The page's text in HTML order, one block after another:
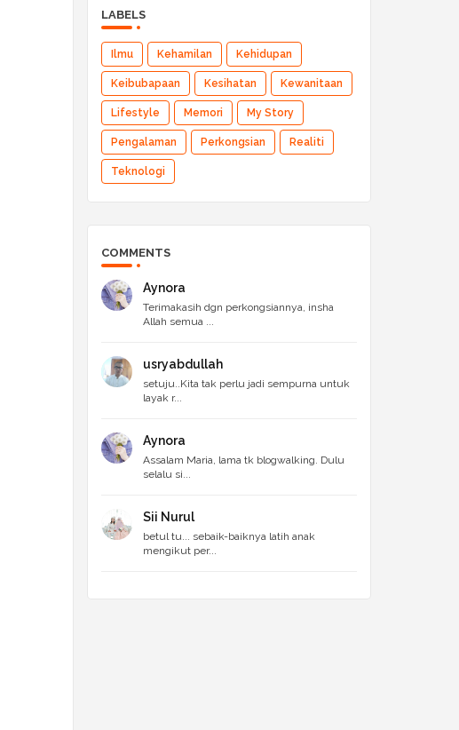
LABELS
Ilmu Kehamilan Kehidupan
Keibubapaan Kesihatan Kewanitaan
Lifestyle Memori My Story
Pengalaman Perkongsian Realiti
Teknologi
COMMENTS
Aynora
Terimakasih dgn perkongsiannya, insha
Allah semua ...
usryabdullah
setuju..Kita tak perlu jadi sempurna untuk
layak r...
Aynora
Assalam Maria, lama tk blogwalking. Dulu
selalu si...
Sii Nurul
betul tu... sebaik-baiknya latih anak
mengikut per...